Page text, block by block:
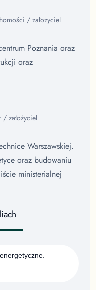
/ założyciel
Poznania oraz
oraz
/ założyciel
Warszawskiej.
oraz budowaniu
ministerialnej